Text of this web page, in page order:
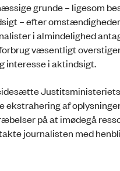
grunde – ligesom
– efter
i almindelighed
væsentligt
interesse i aktindsigt.
af
på at imødegå
journalisten med